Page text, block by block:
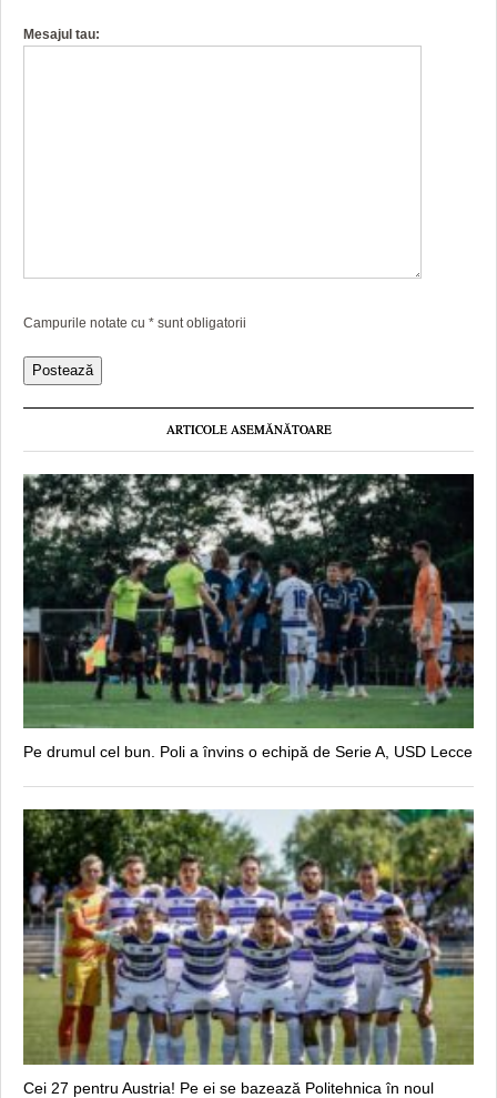
Mesajul tau:
Campurile notate cu * sunt obligatorii
ARTICOLE ASEMĂNĂTOARE
Pe drumul cel bun. Poli a învins o echipă de Serie A, USD Lecce
Cei 27 pentru Austria! Pe ei se bazează Politehnica în noul